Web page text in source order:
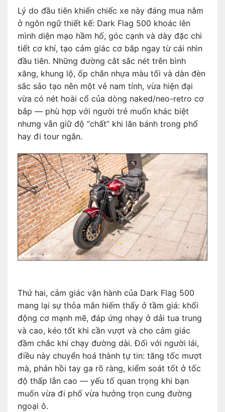
Lý do đầu tiên khiến chiếc xe này đáng mua nằm
ở ngôn ngữ thiết kế: Dark Flag 500 khoác lên
mình diện mạo hầm hố, góc cạnh và dày đặc chi
tiết cơ khí, tạo cảm giác cơ bắp ngay từ cái nhìn
đầu tiên. Những đường cắt sắc nét trên bình
xăng, khung lộ, ốp chắn nhựa màu tối và dàn đèn
sắc sảo tạo nên một vẻ nam tính, vừa hiện đại
vừa có nét hoài cổ của dòng naked/neo-retro cơ
bắp — phù hợp với người trẻ muốn khác biệt
nhưng vẫn giữ độ “chất” khi lăn bánh trong phố
hay đi tour ngắn.
Thứ hai, cảm giác vận hành của Dark Flag 500
mang lại sự thỏa mãn hiếm thấy ở tầm giá: khối
động cơ mạnh mẽ, đáp ứng nhạy ở dải tua trung
và cao, kéo tốt khi cần vượt và cho cảm giác
đầm chắc khi chạy đường dài. Đối với người lái,
điều này chuyển hoá thành tự tin: tăng tốc mượt
mà, phản hồi tay ga rõ ràng, kiểm soát tốt ở tốc
độ thấp lẫn cao — yếu tố quan trọng khi bạn
muốn vừa đi phố vừa hưởng trọn cung đường
ngoại ô.